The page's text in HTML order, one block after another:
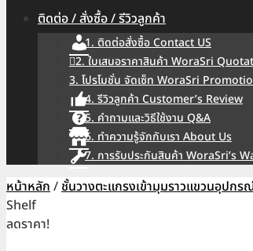
ติดต่อ / สั่งซื้อ / รีวิวลูกค้า
1. ติดต่อสั่งซื้อ Contact US
2. ใบเสนอราคาสินค้า WoraSri
3. โปรโมชั่น จัดเซ็ท WoraSri
4. รีวิวลูกค้า Customer’s Review
5. คำถามและวิธีใช้งาน Q&A
6. ทำความรู้จักกับเรา About Us
7. การรับประกันสินค้า WoraSri’s
หน้าหลัก / ชั้นวางตะแกรงเข้ามุมราวแขวนอุป
Shelf
ลดราคา!